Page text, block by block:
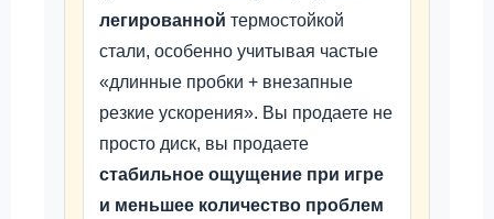
легированной термостойкой
стали, особенно учитывая частые
«длинные пробки + внезапные
резкие ускорения». Вы продаете не
просто диск, вы продаете
стабильное ощущение при игре
и меньшее количество проблем